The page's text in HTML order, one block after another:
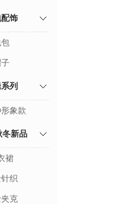
饰
列
象款
冬新品
裙
织
克